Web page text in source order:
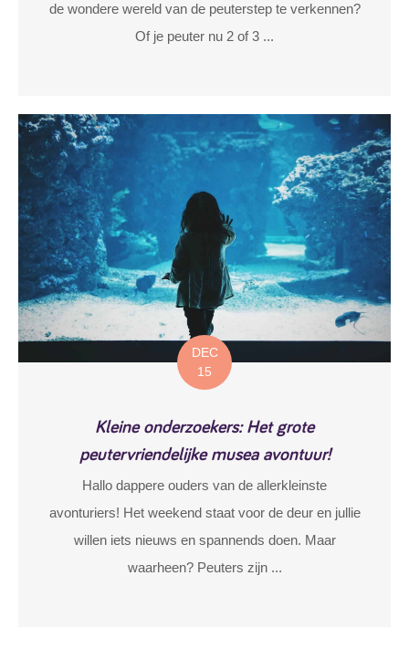
de wondere wereld van de peuterstep te verkennen?
Of je peuter nu 2 of 3 ...
DEC
15
Kleine onderzoekers: Het grote
peutervriendelijke musea avontuur!
Hallo dappere ouders van de allerkleinste
avonturiers! Het weekend staat voor de deur en jullie
willen iets nieuws en spannends doen. Maar
waarheen? Peuters zijn ...